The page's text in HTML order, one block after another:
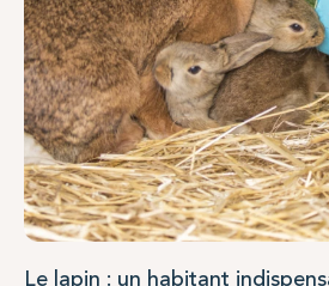
Le lapin : un habitant